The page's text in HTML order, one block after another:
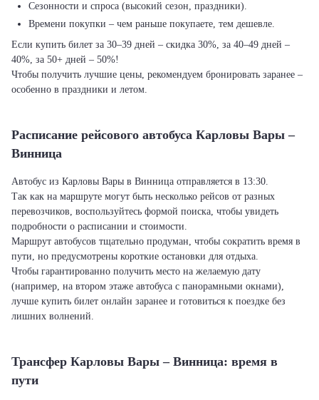
Сезонности и спроса (высокий сезон, праздники).
Времени покупки – чем раньше покупаете, тем дешевле.
Если купить билет за 30–39 дней – скидка 30%, за 40–49 дней –
40%, за 50+ дней – 50%!
Чтобы получить лучшие цены, рекомендуем бронировать заранее –
особенно в праздники и летом.
Расписание рейсового автобуса Карловы Вары –
Винница
Автобус из Карловы Вары в Винница отправляется в 13:30.
Так как на маршруте могут быть несколько рейсов от разных
перевозчиков, воспользуйтесь формой поиска, чтобы увидеть
подробности о расписании и стоимости.
Маршрут автобусов тщательно продуман, чтобы сократить время в
пути, но предусмотрены короткие остановки для отдыха.
Чтобы гарантированно получить место на желаемую дату
(например, на втором этаже автобуса с панорамными окнами),
лучше купить билет онлайн заранее и готовиться к поездке без
лишних волнений.
Трансфер Карловы Вары – Винница: время в
пути